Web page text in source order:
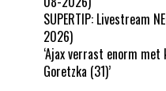
SUPERTIP: Livestream
2026)
‘Ajax verrast enorm
Goretzka (31)’